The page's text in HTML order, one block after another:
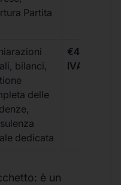
Partita
bilanci,
delle
dedicata
€499 +
IVA/
è un